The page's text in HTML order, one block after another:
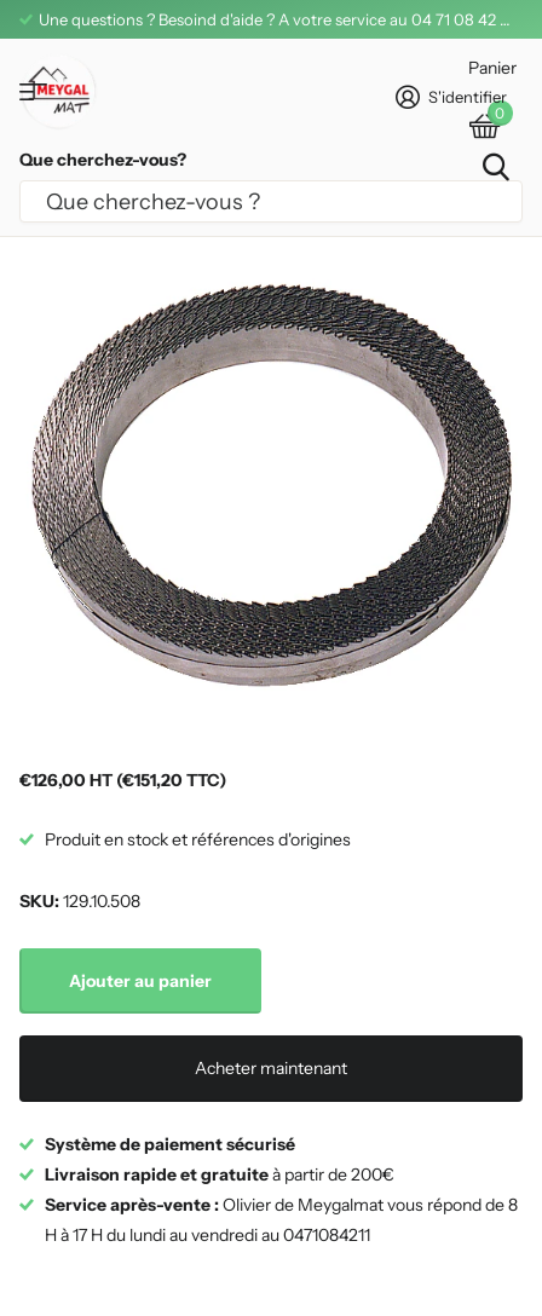
Une questions ? Besoind d'aide ? A votre service au 04 71 08 42 11
Que cherchez-vous?
S'identifier
Panier
0
LAME SCIE À RUBAN EN ROULEAU 10 MM
LEMAN
€126,00 HT (€151,20 TTC)
Produit en stock et références d'origines
SKU:129.10.508
Ajouter au panier
Acheter maintenant
Système de paiement sécurisé
Livraison rapide et gratuiteà partir de 200€
Service après-vente :Olivier de Meygalmat vous répond de 8
H à 17 H du lundi au vendredi au 0471084211